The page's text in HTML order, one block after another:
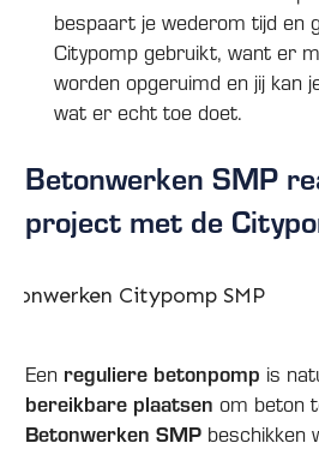
bespaart je wederom tijd en
Citypomp gebruikt, want er
worden opgeruimd en jij kan
wat er echt toe doet.
Betonwerken SMP
project met de
Een reguliere betonpomp is
bereikbare plaatsen om beton
Betonwerken SMP beschikken